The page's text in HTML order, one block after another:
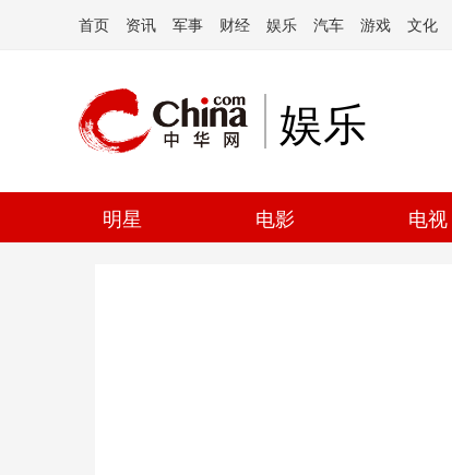
首页 资讯 军事 财经 娱乐 汽车 游戏 文化
娱乐
明星 电影 电视